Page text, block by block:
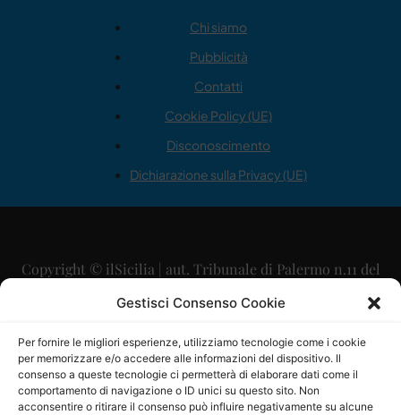
Gestisci Consenso Cookie
Per fornire le migliori esperienze, utilizziamo tecnologie come i cookie
per memorizzare e/o accedere alle informazioni del dispositivo. Il
consenso a queste tecnologie ci permetterà di elaborare dati come il
comportamento di navigazione o ID unici su questo sito. Non
acconsentire o ritirare il consenso può influire negativamente su alcune
Chi siamo
Pubblicità
Contatti
Cookie Policy (UE)
Disconoscimento
Dichiarazione sulla Privacy (UE)
Copyright © ilSicilia | aut. Tribunale di Palermo n.11 del
29/09/2015
Direttore Editoriale: Maurizio Scaglione
Direttore Responsabile: Maria Calabrese